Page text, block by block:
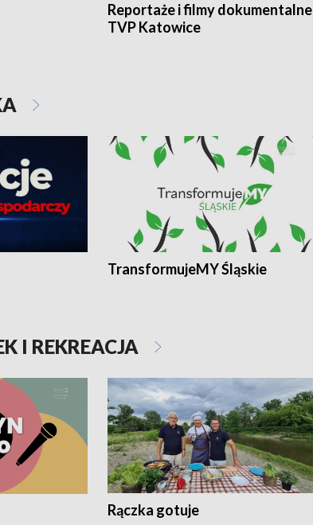
Reportaże i filmy dokumentalne
TVP Katowice
TransformujeMY Śląskie
I REKREACJA
Rączka gotuje